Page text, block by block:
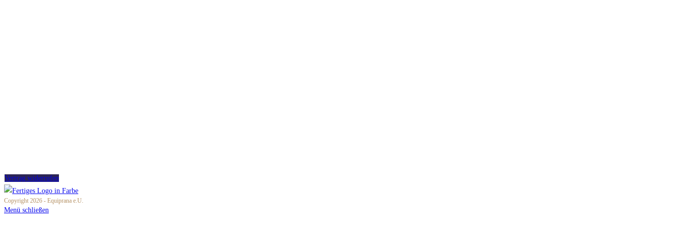
Vertrag widerrufen
Copyright 2026 - Equiprana e.U.
Menü schließen